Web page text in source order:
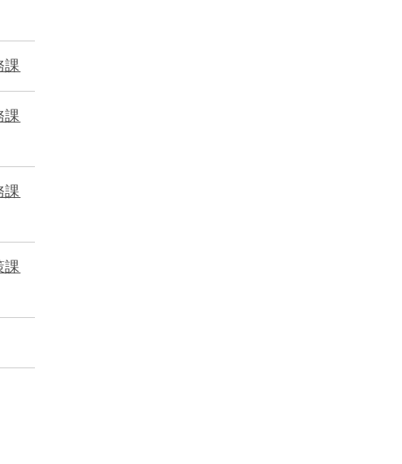
課
課
課
課